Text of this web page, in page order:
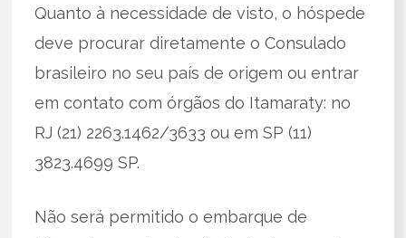
Quanto à necessidade de visto, o hóspede
deve procurar diretamente o Consulado
brasileiro no seu país de origem ou entrar
em contato com órgãos do Itamaraty: no
RJ (21) 2263.1462/3633 ou em SP (11)
3823.4699 SP.
Não será permitido o embarque de